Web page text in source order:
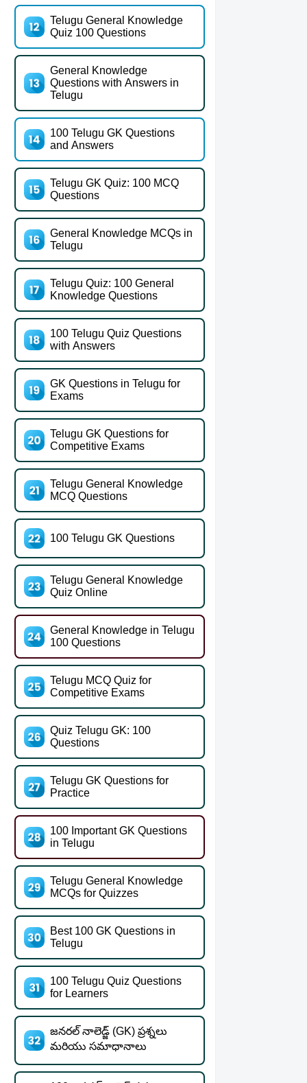
Telugu General Knowledge
Quiz 100 Questions
General Knowledge
Questions with Answers in
Telugu
100 Telugu GK Questions
and Answers
Telugu GK Quiz: 100 MCQ
Questions
General Knowledge MCQs in
Telugu
Telugu Quiz: 100 General
Knowledge Questions
100 Telugu Quiz Questions
with Answers
GK Questions in Telugu for
Exams
Telugu GK Questions for
Competitive Exams
Telugu General Knowledge
MCQ Questions
100 Telugu GK Questions
Telugu General Knowledge
Quiz Online
General Knowledge in Telugu
100 Questions
Telugu MCQ Quiz for
Competitive Exams
Quiz Telugu GK: 100
Questions
Telugu GK Questions for
Practice
100 Important GK Questions
in Telugu
Telugu General Knowledge
MCQs for Quizzes
Best 100 GK Questions in
Telugu
100 Telugu Quiz Questions
for Learners
జనరల్ నాలెడ్జ్ (GK) ప్రశ్నలు
మరియు సమాధానాలు